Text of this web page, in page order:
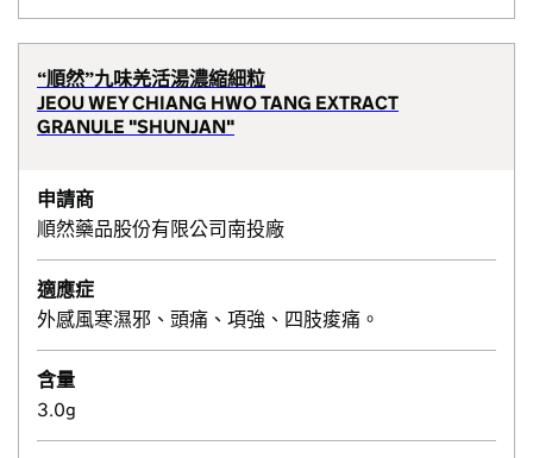
“順然”九味羌活湯濃縮細粒
JEOU WEY CHIANG HWO TANG EXTRACT
GRANULE "SHUNJAN"
申請商
順然藥品股份有限公司南投廠
適應症
外感風寒濕邪、頭痛、項強、四肢痠痛。
含量
3.0g